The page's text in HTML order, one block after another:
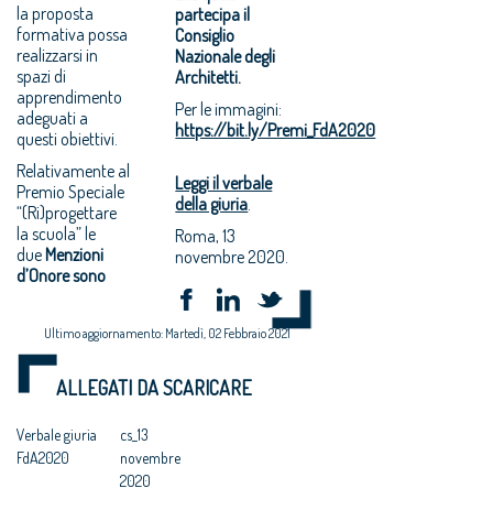
la proposta
formativa possa
realizzarsi in
spazi di
apprendimento
adeguati a
questi obiettivi.
Relativamente al
Premio Speciale
“(Ri)progettare
la scuola” le
dueMenzioni
d’Onore sono
partecipa il
Consiglio
Nazionale degli
Architetti.
Per le immagini:
https://bit.ly/Premi_FdA2020
Leggi il verbale
della giuria
Roma, 13
novembre 2020.
Ultimo aggiornamento: Martedì, 02 Febbraio 2021
ALLEGATI DA SCARICARE
Verbale giuria
FdA2020
cs_13
novembre
2020